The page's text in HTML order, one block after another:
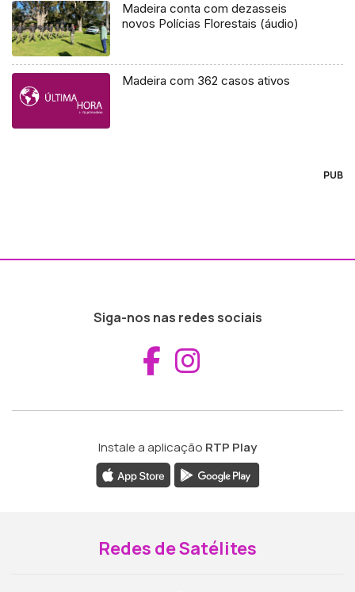
Madeira conta com dezasseis
novos Polícias Florestais (áudio)
Madeira com 362 casos ativos
PUB
Siga-nos nas redes sociais
Aceder ao
Instale a aplicação RTP Play
Redes de Satélites